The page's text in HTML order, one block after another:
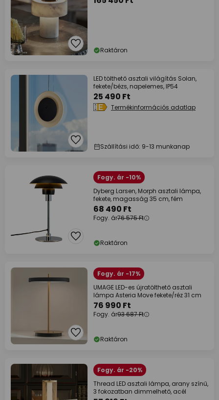
Raktáron
LED tölthető asztali világítás Solan,
fekete/bézs, napelemes, IP54
25 490 Ft
Termékinformációs adatlap
Szállítási idő: 9-13 munkanap
Fogy. ár -10%
Dyberg Larsen, Morph asztali lámpa,
fekete, magasság 35 cm, fém
68 490 Ft
Fogy. ár76 575 Ft
Raktáron
Fogy. ár -17%
UMAGE LED-es újratölthető asztali
lámpa Asteria Move fekete/réz 31 cm
76 990 Ft
Fogy. ár93 687 Ft
Raktáron
Fogy. ár -20%
Thread LED asztali lámpa, arany színű,
3 fokozatban dimmelhető, acél